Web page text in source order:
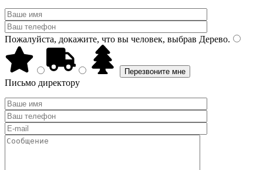
Пожалуйста, докажите, что вы человек, выбрав Дерево.
Письмо директору